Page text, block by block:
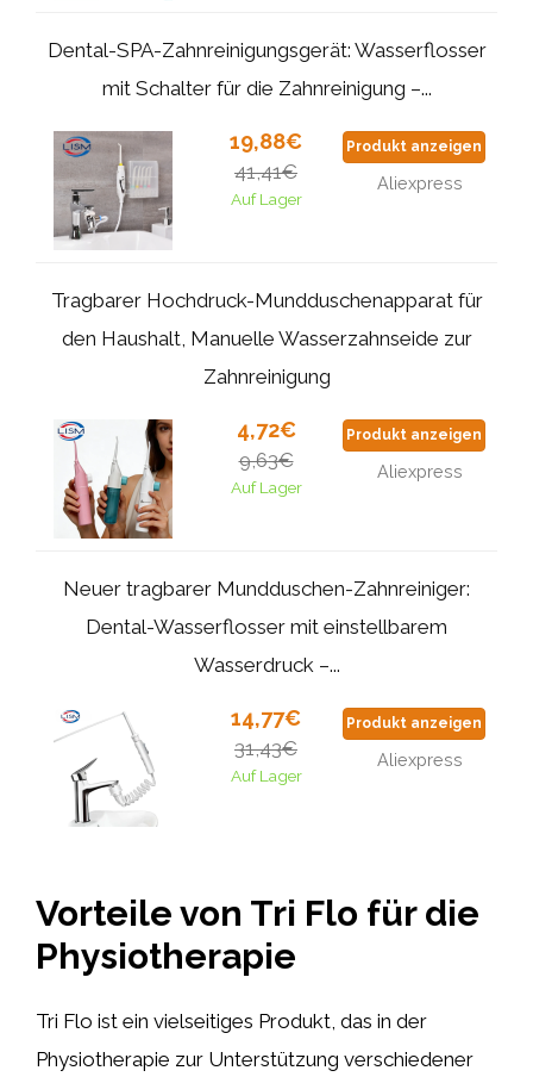
Dental-SPA-Zahnreinigungsgerät: Wasserflosser
mit Schalter für die Zahnreinigung –...
19,88€
41,41€
Auf Lager
Produkt anzeigen
Aliexpress
Tragbarer Hochdruck-Mundduschenapparat für
den Haushalt, Manuelle Wasserzahnseide zur
Zahnreinigung
4,72€
9,63€
Auf Lager
Produkt anzeigen
Aliexpress
Neuer tragbarer Mundduschen-Zahnreiniger:
Dental-Wasserflosser mit einstellbarem
Wasserdruck –...
14,77€
31,43€
Auf Lager
Produkt anzeigen
Aliexpress
Vorteile von Tri Flo für die
Physiotherapie
Tri Flo ist ein vielseitiges Produkt, das in der
Physiotherapie zur Unterstützung verschiedener